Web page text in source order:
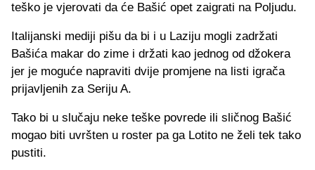
teško je vjerovati da će Bašić opet zaigrati na Poljudu.
Italijanski mediji pišu da bi i u Laziju mogli zadržati
Bašića makar do zime i držati kao jednog od džokera
jer je moguće napraviti dvije promjene na listi igrača
prijavljenih za Seriju A.
Tako bi u slučaju neke teške povrede ili sličnog Bašić
mogao biti uvršten u roster pa ga Lotito ne želi tek tako
pustiti.